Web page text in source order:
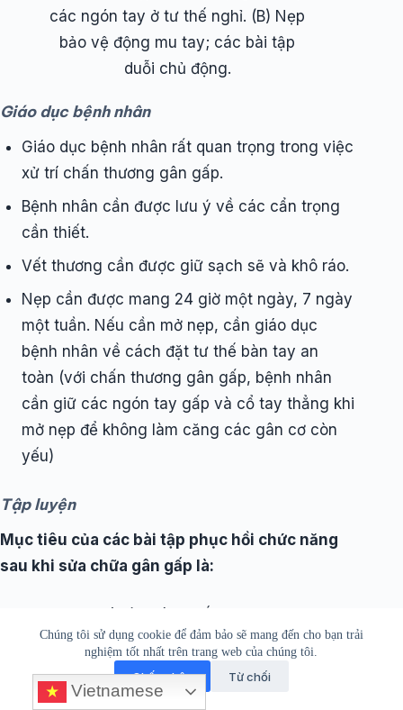
Chúng tôi sử dụng cookie để đảm bảo sẽ mang đến cho bạn trải
nghiệm tốt nhất trên trang web của chúng tôi.
Chấp nhận Từ chối
các ngón tay ở tư thế nghỉ. (B) Nẹp
bảo vệ động mu tay; các bài tập
duỗi chủ động.
Giáo dục bệnh nhân
Giáo dục bệnh nhân rất quan trọng trong việc
xử trí chấn thương gân gấp.
Bệnh nhân cần được lưu ý về các cẩn trọng
cần thiết.
Vết thương cần được giữ sạch sẽ và khô ráo.
Nẹp cần được mang 24 giờ một ngày, 7 ngày
một tuần. Nếu cần mở nẹp, cần giáo dục
bệnh nhân về cách đặt tư thế bàn tay an
toàn (với chấn thương gân gấp, bệnh nhân
cần giữ các ngón tay gấp và cổ tay thẳng khi
mở nẹp để không làm căng các gân cơ còn
yếu)
Tập luyện
Mục tiêu của các bài tập phục hồi chức năng
sau khi sửa chữa gân gấp là:
đảm bảo cho gân trượt tốt và riêng biệt nhau
(với các gân khác)
Vietnamese